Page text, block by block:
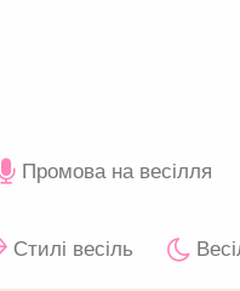
Промова на весілля
Стилі весіль